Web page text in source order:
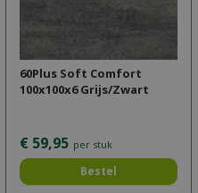
60Plus Soft Comfort
100x100x6 Grijs/Zwart
€ 59,95 per stuk
Bestel